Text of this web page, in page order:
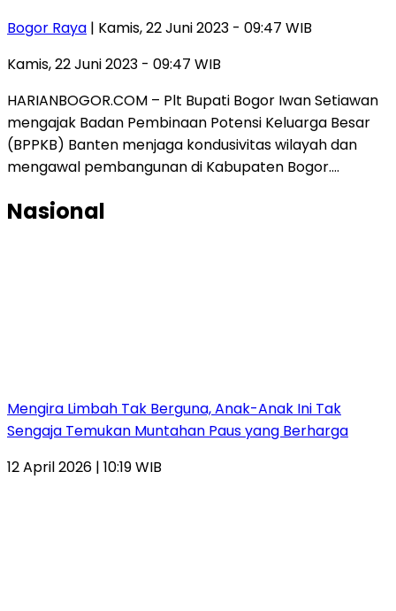
Bogor Raya | Kamis, 22 Juni 2023 - 09:47 WIB
Kamis, 22 Juni 2023 - 09:47 WIB
HARIANBOGOR.COM – Plt Bupati Bogor Iwan Setiawan
mengajak Badan Pembinaan Potensi Keluarga Besar
(BPPKB) Banten menjaga kondusivitas wilayah dan
mengawal pembangunan di Kabupaten Bogor….
Nasional
Mengira Limbah Tak Berguna, Anak-Anak Ini Tak
Sengaja Temukan Muntahan Paus yang Berharga
12 April 2026 | 10:19 WIB